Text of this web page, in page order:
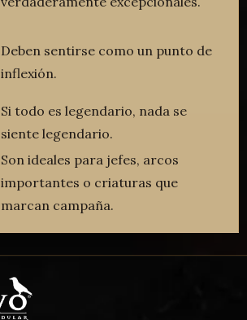
Deben sentirse como un punto de
inflexión.
Si todo es legendario, nada se
siente legendario.
Son ideales para jefes, arcos
importantes o criaturas que
marcan campaña.